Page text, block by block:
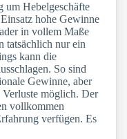
um Hebelgeschäfte
hohe Gewinne
in vollem Maße
tatsächlich nur ein
kann die
So sind
Gewinne, aber
Verluste möglich. Der
vollkommen
verfügen. Es